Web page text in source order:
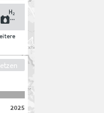
2025